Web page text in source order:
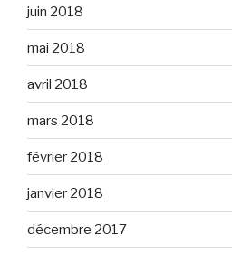
juin 2018
mai 2018
avril 2018
mars 2018
février 2018
janvier 2018
décembre 2017